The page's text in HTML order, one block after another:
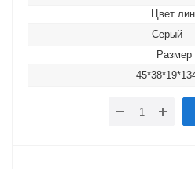
Цвет
Серый
Размер